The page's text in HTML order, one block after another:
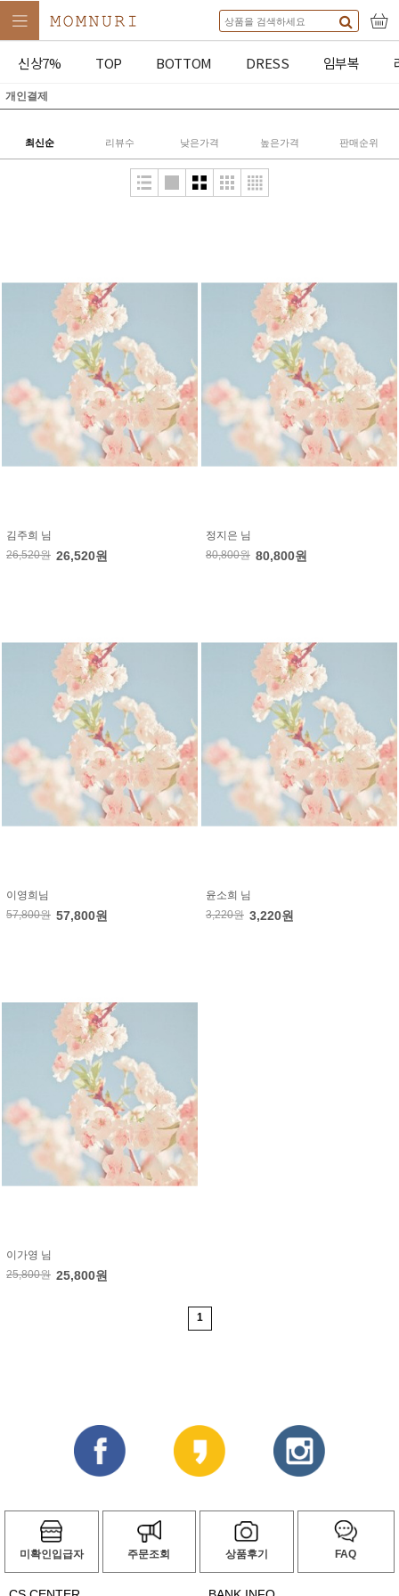
신상7% TOP BOTTOM DRESS 임부복
개인결제
최신순 리뷰수 낮은가격 높은가격 판매순위
김주희 님
26,520원 26,520원
정지은 님
80,800원 80,800원
이영희님
57,800원 57,800원
윤소희 님
3,220원 3,220원
이가영 님
25,800원 25,800원
1
미확인입급자 주문조회 상품후기 FAQ